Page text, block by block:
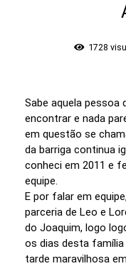
1728
Sabe aquela pessoa
encontrar e nada
em questão se
da barriga continua
conheci em 2011 e
equipe.
E por falar em
parceria de Leo e
do Joaquim, logo
os dias desta
tarde maravilhosa